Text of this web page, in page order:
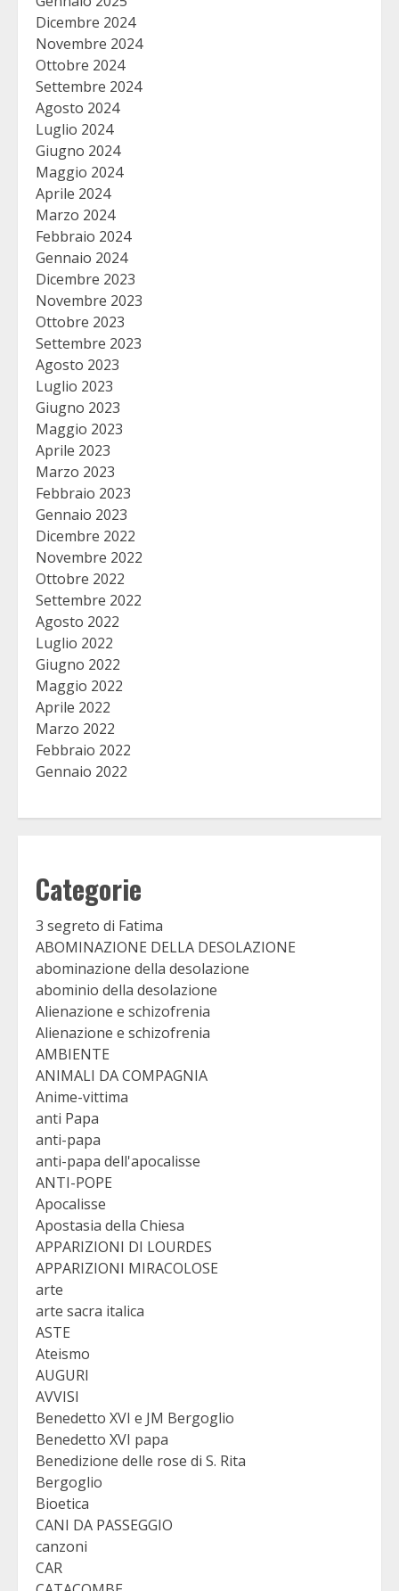
Dicembre 2024
Novembre 2024
Ottobre 2024
Settembre 2024
Agosto 2024
Luglio 2024
Giugno 2024
Maggio 2024
Aprile 2024
Marzo 2024
Febbraio 2024
Gennaio 2024
Dicembre 2023
Novembre 2023
Ottobre 2023
Settembre 2023
Agosto 2023
Luglio 2023
Giugno 2023
Maggio 2023
Aprile 2023
Marzo 2023
Febbraio 2023
Gennaio 2023
Dicembre 2022
Novembre 2022
Ottobre 2022
Settembre 2022
Agosto 2022
Luglio 2022
Giugno 2022
Maggio 2022
Aprile 2022
Marzo 2022
Febbraio 2022
Gennaio 2022
Categorie
3 segreto di Fatima
ABOMINAZIONE DELLA DESOLAZIONE
abominazione della desolazione
abominio della desolazione
Alienazione e schizofrenia
Alienazione e schizofrenia
AMBIENTE
ANIMALI DA COMPAGNIA
Anime-vittima
anti Papa
anti-papa
anti-papa dell'apocalisse
ANTI-POPE
Apocalisse
Apostasia della Chiesa
APPARIZIONI DI LOURDES
APPARIZIONI MIRACOLOSE
arte
arte sacra italica
ASTE
Ateismo
AUGURI
AVVISI
Benedetto XVI e JM Bergoglio
Benedetto XVI papa
Benedizione delle rose di S. Rita
Bergoglio
Bioetica
CANI DA PASSEGGIO
canzoni
CAR